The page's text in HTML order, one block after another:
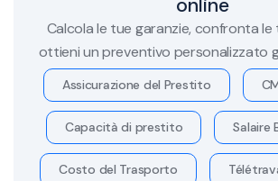
Calcola le tue garanzie, confronta
ottieni un preventivo personalizzato
Assicurazione del Prestito
Capacità di prestito Salaire
Costo del Trasporto